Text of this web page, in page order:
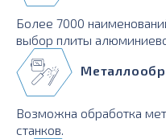
Более 7000
выбор плиты
Возможна обработка
станков.